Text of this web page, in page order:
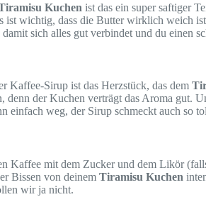
Kuchen ist das ein super saftiger
wichtig, dass die Butter wirklich weich
sich alles gut verbindet und du einen
Kaffee-Sirup ist das Herzstück, das dem
der Kuchen verträgt das Aroma
einfach weg, der Sirup schmeckt auch so
Kaffee mit dem Zucker und dem Likör
Bissen von deinem Tiramisu Kuchen
wir ja nicht.